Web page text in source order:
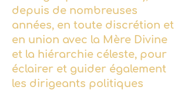
depuis de nombreuses
années, en toute discrétion et
en union avec la Mère Divine
et la hiérarchie céleste, pour
éclairer et guider également
les dirigeants politiques